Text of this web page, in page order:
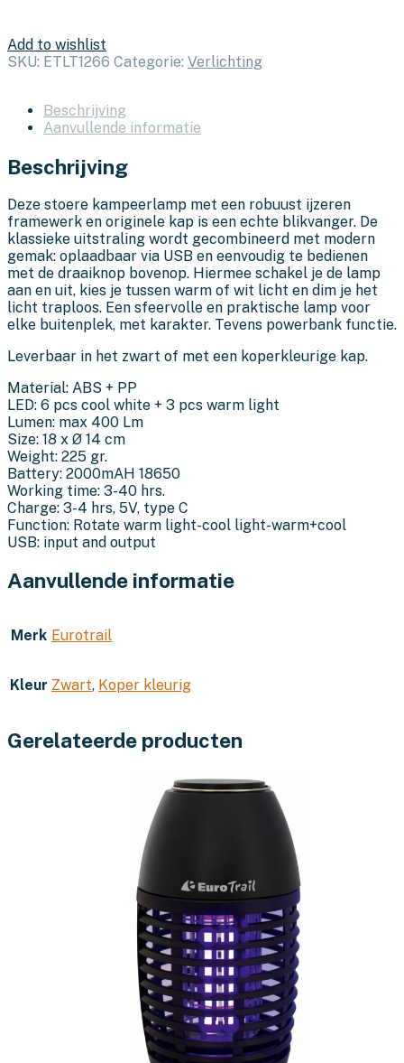
Add to wishlist
SKU: ETLT1266 Categorie: Verlichting
Beschrijving
Aanvullende informatie
Beschrijving
Deze stoere kampeerlamp met een robuust ijzeren
framewerk en originele kap is een echte blikvanger. De
klassieke uitstraling wordt gecombineerd met modern
gemak: oplaadbaar via USB en eenvoudig te bedienen
met de draaiknop bovenop. Hiermee schakel je de lamp
aan en uit, kies je tussen warm of wit licht en dim je het
licht traploos. Een sfeervolle en praktische lamp voor
elke buitenplek, met karakter. Tevens powerbank functie.
Leverbaar in het zwart of met een koperkleurige kap.
Material: ABS + PP
LED: 6 pcs cool white + 3 pcs warm light
Lumen: max 400 Lm
Size: 18 x Ø 14 cm
Weight: 225 gr.
Battery: 2000mAH 18650
Working time: 3-40 hrs.
Charge: 3-4 hrs, 5V, type C
Function: Rotate warm light-cool light-warm+cool
USB: input and output
Aanvullende informatie
Merk Eurotrail
Kleur Zwart, Koper kleurig
Gerelateerde producten